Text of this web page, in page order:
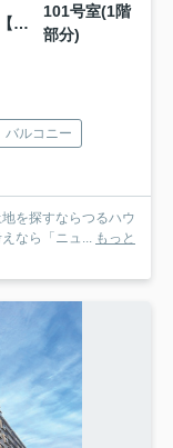
ニューシティ東戸塚クレール丘の街4号棟【仲介手数料無料】
101号室(1階
部分)
バルコニー
を探すならつるハウ
なら「ニュ... もっと